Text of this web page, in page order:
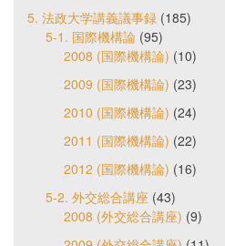
5. 法政大学講義議事録 (185)
5-1. 国際機構論 (95)
2008 (国際機構論) (10)
2009 (国際機構論) (23)
2010 (国際機構論) (24)
2011 (国際機構論) (22)
2012 (国際機構論) (16)
5-2. 外交総合講座 (43)
2008 (外交総合講座) (9)